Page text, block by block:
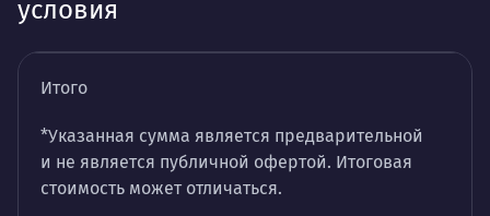
условия
Итого
*Указанная сумма является предварительной
и не является публичной офертой. Итоговая
стоимость может отличаться.